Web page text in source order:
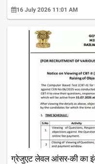
16 July 2026 11:01 AM
ग्रेजुएट लेवल आंसर-की का